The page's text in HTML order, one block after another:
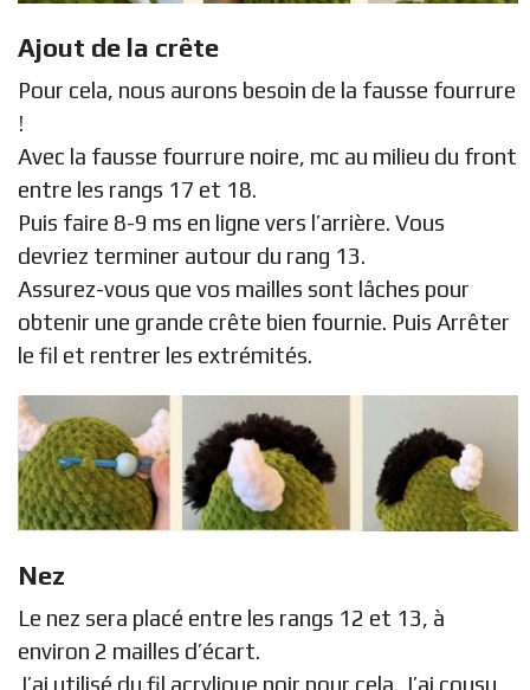
Ajout de la crête
Pour cela, nous aurons besoin de la fausse fourrure
!
Avec la fausse fourrure noire, mc au milieu du front
entre les rangs 17 et 18.
Puis faire 8-9 ms en ligne vers l’arrière. Vous
devriez terminer autour du rang 13.
Assurez-vous que vos mailles sont lâches pour
obtenir une grande crête bien fournie. Puis Arrêter
le fil et rentrer les extrémités.
Nez
Le nez sera placé entre les rangs 12 et 13, à
environ 2 mailles d’écart.
J’ai utilisé du fil acrylique noir pour cela. J’ai cousu